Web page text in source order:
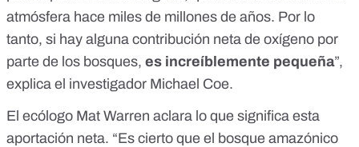
atmósfera hace miles de millones de años. Por lo
tanto, si hay alguna contribución neta de oxígeno por
parte de los bosques, es increíblemente pequeña”,
explica el investigador Michael Coe.
El ecólogo Mat Warren aclara lo que significa esta
aportación neta. “Es cierto que el bosque amazónico